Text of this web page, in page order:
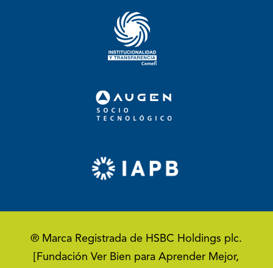
® Marca Registrada de HSBC Holdings plc.
[Fundación Ver Bien para Aprender Mejor,